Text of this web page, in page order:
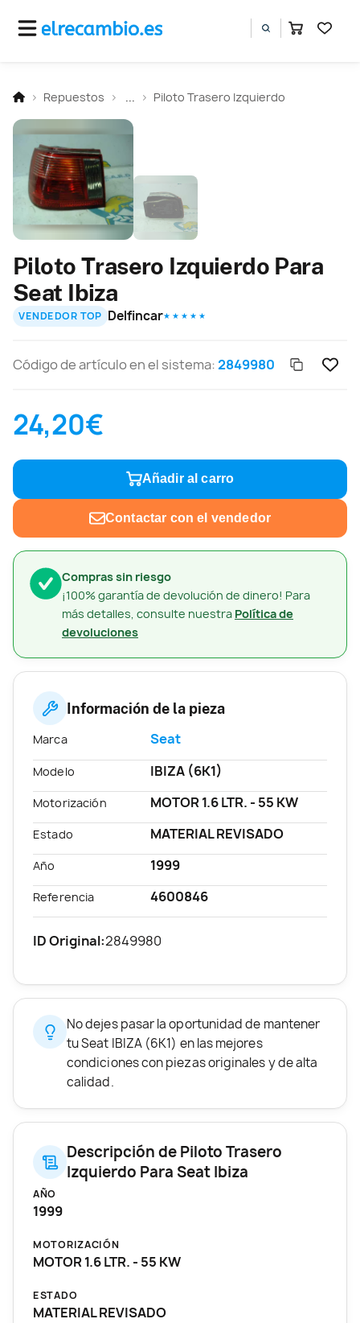
Repuestos Piloto Trasero Izquierdo
Compras sin riesgo
¡100% garantía de devolución de dinero! Para
más detalles, consulte nuestra Política de
devoluciones
Piloto Trasero Izquierdo Para
Seat Ibiza
VENDEDOR TOP Delfincar★ ★ ★ ★ ★
Código de artículo en el sistema:2849980
24,20€
Añadir al carro
Contactar con el vendedor
Información de la pieza
Marca Seat
Modelo IBIZA (6K1)
Motorización MOTOR 1.6 LTR. - 55 KW
Estado MATERIAL REVISADO
Año 1999
Referencia 4600846
ID Original:2849980
No dejes pasar la oportunidad de mantener
tu Seat IBIZA (6K1) en las mejores
condiciones con piezas originales y de alta
calidad.
Descripción de Piloto Trasero
Izquierdo Para Seat Ibiza
AÑO
1999
MOTORIZACIÓN
MOTOR 1.6 LTR. - 55 KW
ESTADO
MATERIAL REVISADO